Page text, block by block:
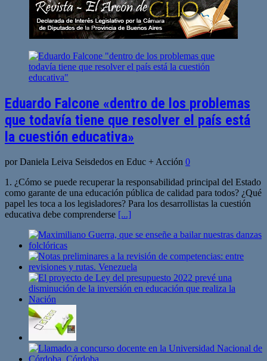
Eduardo Falcone «dentro de los problemas
que todavía tiene que resolver el país está
la cuestión educativa»
por Daniela Leiva Seisdedos en Educ + Acción 0
1. ¿Cómo se puede recuperar la responsabilidad principal del Estado
como garante de una educación pública de calidad para todos? ¿Qué
papel les toca a los legisladores? Para los desarrollistas la cuestión
educativa debe comprenderse [...]